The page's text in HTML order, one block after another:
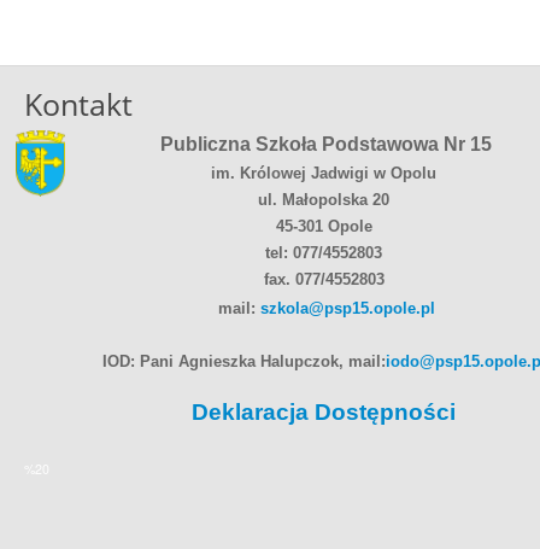
Kontakt
Publiczna Szkoła Podstawowa Nr 15
im. Królowej Jadwigi w Opolu
ul. Małopolska 20
45-301 Opole
tel: 077/4552803
fax. 077/4552803
mail: szkola@psp15.opole.pl
IOD: Pani Agnieszka Halupczok, mail:
Deklaracja Dostępności